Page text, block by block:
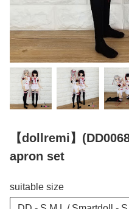
【dollremi】
apron set
suitable size